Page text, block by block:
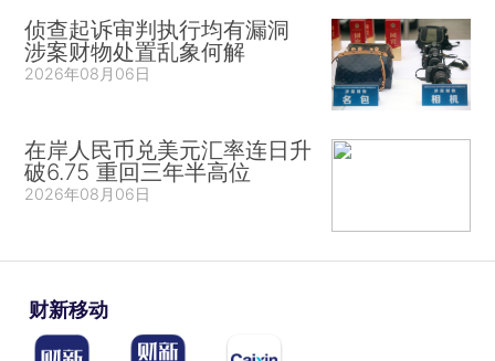
侦查起诉审判执行均有漏洞
涉案财物处置乱象何解
2026年08月06日
在岸人民币兑美元汇率连日升
破6.75 重回三年半高位
2026年08月06日
财新移动